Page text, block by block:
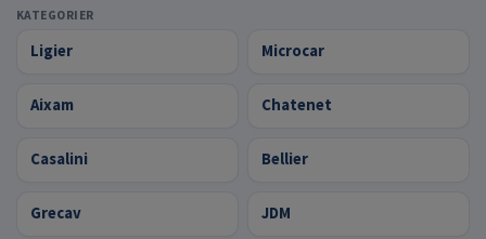
KATEGORIER
Ligier Microcar
Aixam Chatenet
Casalini Bellier
Grecav JDM